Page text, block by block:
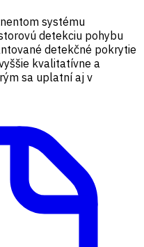
systému
detekciu pohybu
detekčné pokrytie
kvalitatívne a
sa uplatní aj v